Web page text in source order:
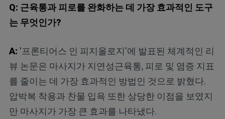
Q: 근육통과 피로를 완화하는 데 가장 효과적인 도구
는 무엇인가?
A: '프론티어스 인 피지올로지'에 발표된 체계적인 리
뷰 논문은 마사지가 지연성근육통, 피로 및 염증 지표
를 줄이는 데 가장 효과적인 방법인 것으로 밝혔다.
압박복 착용과 찬물 입욕 또한 상당한 이점을 보였지
만 마사지가 가장 큰 효과를 나타냈다.